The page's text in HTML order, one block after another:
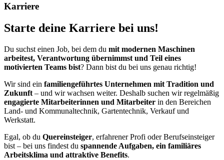
Karriere
Starte deine Karriere bei uns!
Du suchst einen Job, bei dem du mit modernen Maschinen
arbeitest, Verantwortung übernimmst und Teil eines
motivierten Teams bist? Dann bist du bei uns genau richtig!
Wir sind ein familiengeführtes Unternehmen mit Tradition und
Zukunft – und wir wachsen weiter. Deshalb suchen wir regelmäßig
engagierte Mitarbeiterinnen und Mitarbeiter in den Bereichen
Land- und Kommunaltechnik, Gartentechnik, Verkauf und
Werkstatt.
Egal, ob du Quereinsteiger, erfahrener Profi oder Berufseinsteiger
bist – bei uns findest du spannende Aufgaben, ein familiäres
Arbeitsklima und attraktive Benefits.